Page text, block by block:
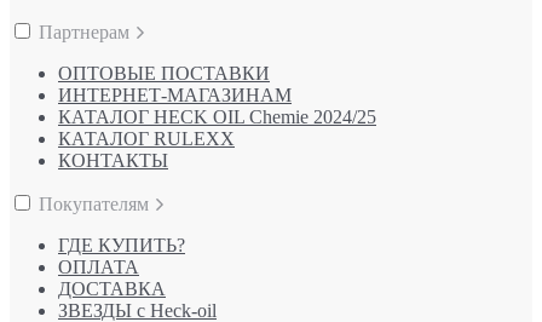
Партнерам
ОПТОВЫЕ ПОСТАВКИ
ИНТЕРНЕТ-МАГАЗИНАМ
КАТАЛОГ HECK OIL Chemie 2024/25
КАТАЛОГ RULEXX
КОНТАКТЫ
Покупателям
ГДЕ КУПИТЬ?
ОПЛАТА
ДОСТАВКА
ЗВЕЗДЫ с Heck-oil